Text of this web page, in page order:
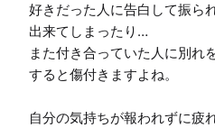
好きだった人に告白して振ら
出来てしまったり…
また付き合っていた人に別れ
すると傷付きますよね。
自分の気持ちが報われずに疲